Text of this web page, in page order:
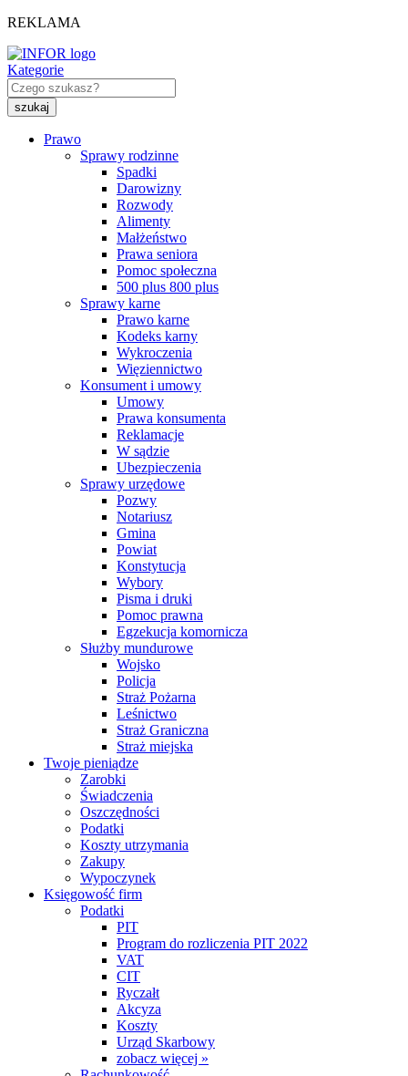
REKLAMA
Kategorie
Prawo
Sprawy rodzinne
Spadki
Darowizny
Rozwody
Alimenty
Małżeństwo
Prawa seniora
Pomoc społeczna
500 plus 800 plus
Sprawy karne
Prawo karne
Kodeks karny
Wykroczenia
Więziennictwo
Konsument i umowy
Umowy
Prawa konsumenta
Reklamacje
W sądzie
Ubezpieczenia
Sprawy urzędowe
Pozwy
Notariusz
Gmina
Powiat
Konstytucja
Wybory
Pisma i druki
Pomoc prawna
Egzekucja komornicza
Służby mundurowe
Wojsko
Policja
Straż Pożarna
Leśnictwo
Straż Graniczna
Straż miejska
Twoje pieniądze
Zarobki
Świadczenia
Oszczędności
Podatki
Koszty utrzymania
Zakupy
Wypoczynek
Księgowość firm
Podatki
PIT
Program do rozliczenia PIT 2022
VAT
CIT
Ryczałt
Akcyza
Koszty
Urząd Skarbowy
zobacz więcej »